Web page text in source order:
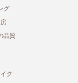
グ
品質
ク